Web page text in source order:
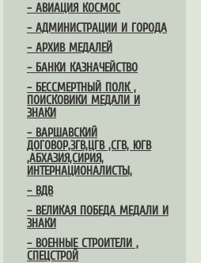
– АВИАЦИЯ КОСМОС
– АДМИНИСТРАЦИИ И ГОРОДА
– АРХИВ МЕДАЛЕЙ
– БАНКИ КАЗНАЧЕЙСТВО
– БЕССМЕРТНЫЙ ПОЛК ,
ПОИСКОВИКИ МЕДАЛИ И
ЗНАКИ
– ВАРШАВСКИЙ
ДОГОВОР,ЗГВ,ЦГВ ,СГВ, ЮГВ
,АБХАЗИЯ,СИРИЯ,
ИНТЕРНАЦИОНАЛИСТЫ,
– ВДВ
– ВЕЛИКАЯ ПОБЕДА МЕДАЛИ И
ЗНАКИ
– ВОЕННЫЕ СТРОИТЕЛИ ,
СПЕЦСТРОЙ